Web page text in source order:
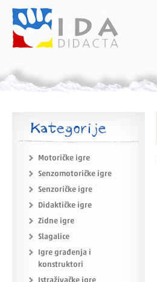
Kategorije
Motoričke igre
Senzomotoričke igre
Senzoričke igre
Didaktičke igre
Zidne igre
Slagalice
Igre građenja i
konstruktori